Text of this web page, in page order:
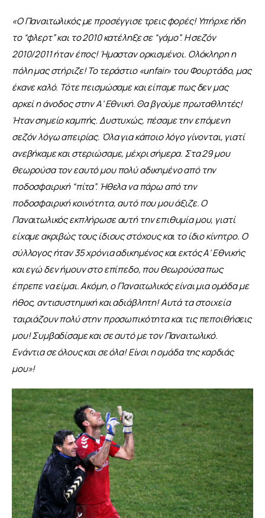
«Ο Παναιτωλικός με προσέγγισε τρεις φορές! Υπήρχε ήδη
το “φλερτ” και το 2010 κατέληξε σε “γάμο”. Η σεζόν
2010/2011 ήταν έπος! Ήμασταν ορκισμένοι. Ολόκληρη η
πόλη μας στήριζε! Το τεράστιο «unfair» του Φουρτάδο, μας
έκανε καλό. Τότε πεισμώσαμε και είπαμε πως δεν μας
αρκεί η άνοδος στην Α’ Εθνική. Θα βγούμε πρωταθλητές!
Ήταν σημείο καμπής. Δυστυχώς, πέσαμε την επόμενη
σεζόν λόγω απειρίας. Όλα για κάποιο λόγο γίνονται, γιατί
ανεβήκαμε και στεριώσαμε, μέχρι σήμερα. Στα 29 μου
θεωρούσα τον εαυτό μου πολύ αδικημένο από την
ποδοσφαιρική “πίτα”. Ήθελα να πάρω από την
ποδοσφαιρική κοινότητα, αυτό που μου άξιζε. Ο
Παναιτωλικός εκπλήρωσε αυτή την επιθυμία μου, γιατί
είχαμε ακριβώς τους ίδιους στόχους και το ίδιο κίνητρο. Ο
σύλλογος ήταν 35 χρόνια αδικημένος και εκτός Α’ Εθνικής
και εγώ δεν ήμουν στο επίπεδο, που θεωρούσα πως
έπρεπε να είμαι. Ακόμη, ο Παναιτωλικός είναι μια ομάδα με
ήθος, αντισυστημική και αδιάβλητη! Αυτά τα στοιχεία
ταιριάζουν πολύ στην προσωπικότητα και τις πεποιθήσεις
μου! Συμβαδίσαμε και σε αυτό με τον Παναιτωλικό.
Ενάντια σε όλους και σε όλα! Είναι η ομάδα της καρδιάς
μου»!